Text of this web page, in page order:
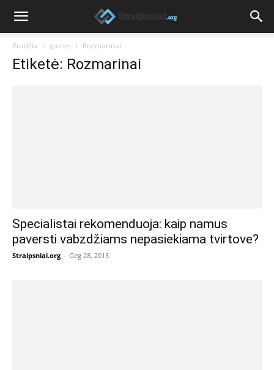
Pradžia gairės Rozmarinai
Etiketė: Rozmarinai
Specialistai rekomenduoja: kaip namus
paversti vabzdžiams nepasiekiama tvirtove?
Straipsniai.org - Geg 28, 2015